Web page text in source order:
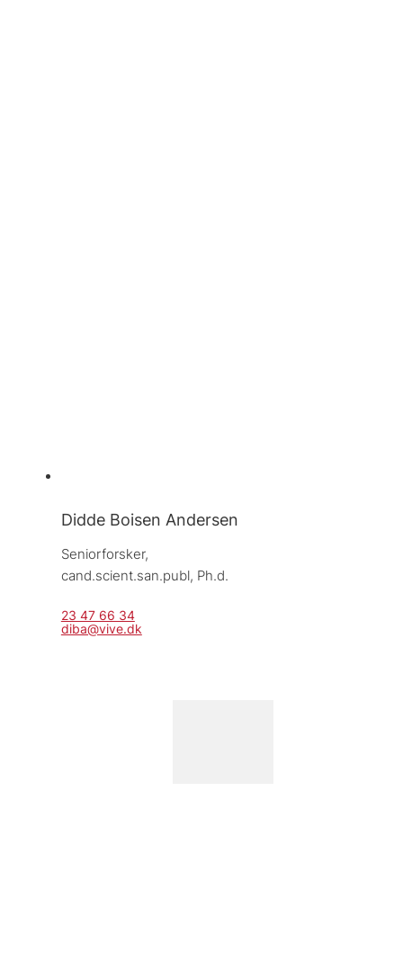
Didde Boisen Andersen
Seniorforsker,
cand.scient.san.publ, Ph.d.
23 47 66 34
diba@vive.dk